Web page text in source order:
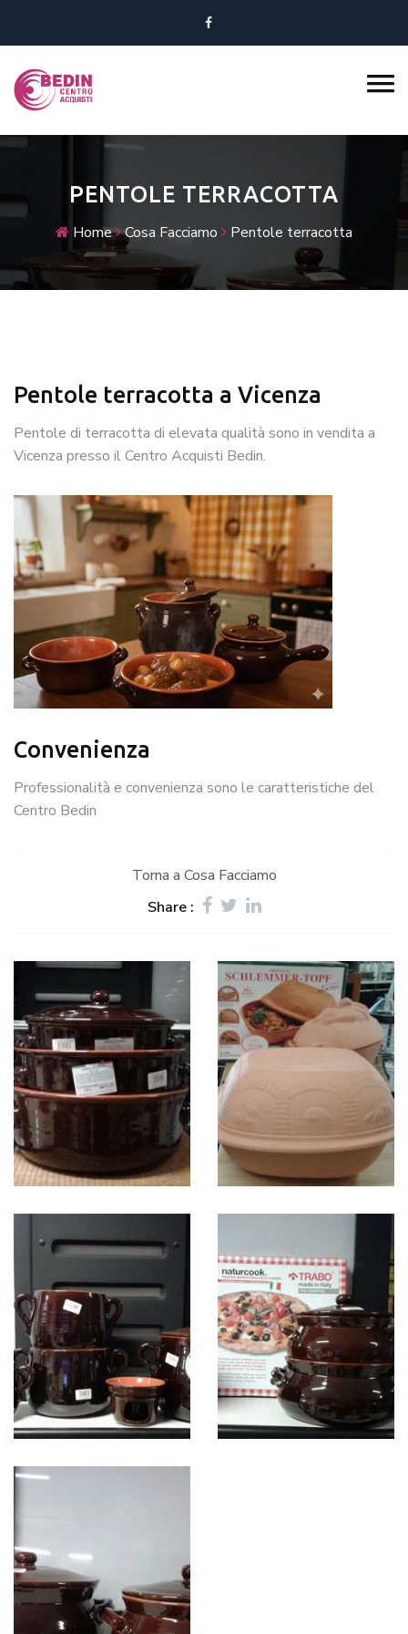
PENTOLE TERRACOTTA
Home Cosa Facciamo Pentole terracotta
Pentole terracotta a Vicenza
Pentole di terracotta di elevata qualità sono in vendita a
Vicenza presso il Centro Acquisti Bedin.
Convenienza
Professionalità e convenienza sono le caratteristiche del
Centro Bedin
Torna a Cosa Facciamo
Share :